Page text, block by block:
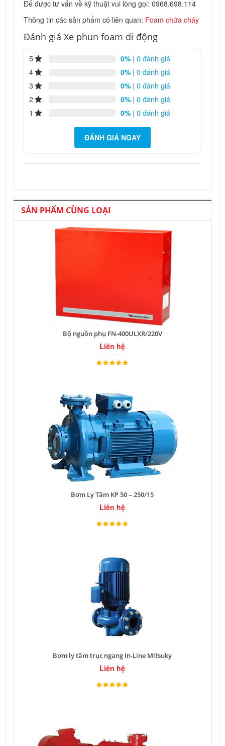
Để được tư vấn về kỹ thuật vui lòng gọi: 0968.698.114
Thông tin các sản phẩm có liên quan: Foam chữa cháy
Đánh giá Xe phun foam di động
5 0% | 0 đánh giá
4
0% | 0 đánh giá
3
0% | 0 đánh giá
2
0% | 0 đánh giá
1
0% | 0 đánh giá
ĐÁNH GIÁ NGAY
SẢN PHẨM CÙNG LOẠI
Bộ nguồn phụ FN-400ULXR/220V
Liên hệ
Bơm Ly Tâm KP 50 – 250/15
Liên hệ
Bơm ly tâm trục ngang In-Line Mitsuky
Liên hệ